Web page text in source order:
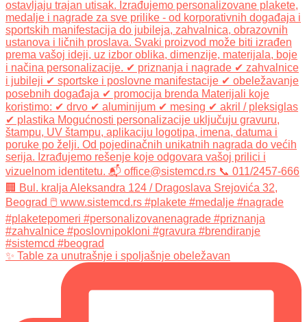
✨ Table za unutrašnje i spoljašnje obeležavan